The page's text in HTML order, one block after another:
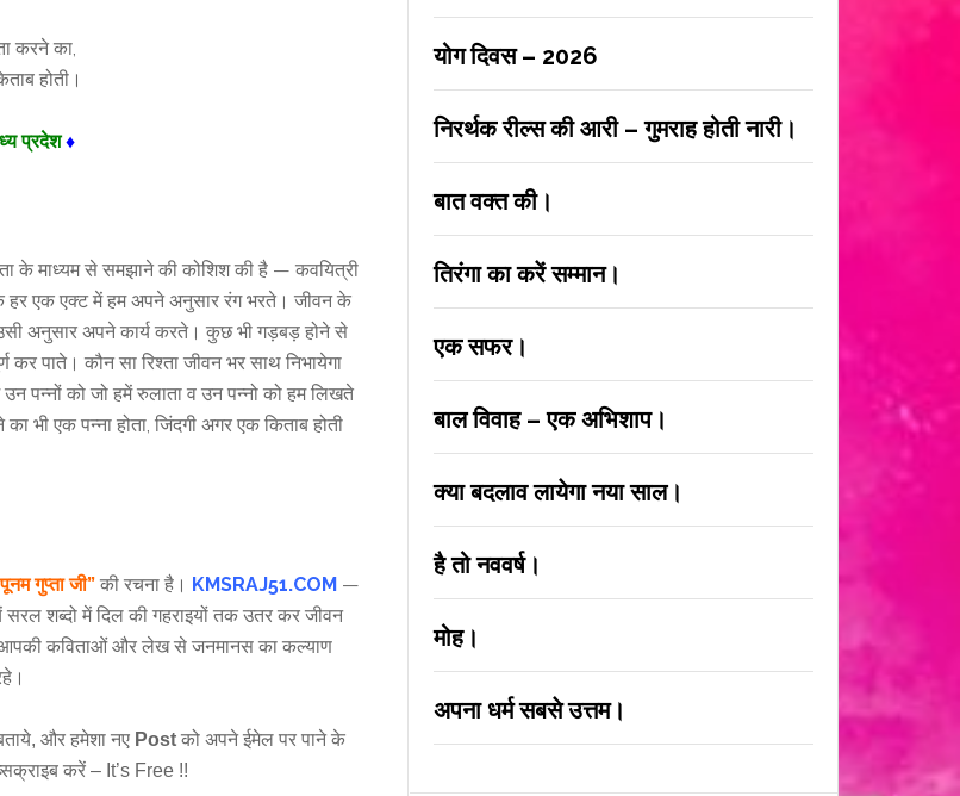
करने का,
होती।
प्रदेश ♦
के माध्यम से समझाने की कोशिश की है — कवयित्री
के हर एक एक्ट में हम अपने अनुसार रंग भरते। जीवन के
अनुसार अपने कार्य करते। कुछ भी गड़बड़ होने से
कर पाते। कौन सा रिश्ता जीवन भर साथ निभायेगा
पन्नों को जो हमें रुलाता व उन पन्नो को हम लिखते
भी एक पन्ना होता, जिंदगी अगर एक किताब होती
गुप्ता जी” की रचना है। KMSRAJ51.COM —
शब्दो में दिल की गहराइयों तक उतर कर जीवन
आपकी कविताओं और लेख से जनमानस का कल्याण
और हमेशा नए Post को अपने ईमेल पर पाने के
करें – It’s Free !!
योग दिवस – 2026
निरर्थक रील्स की आरी – गुमराह होती नारी।
बात वक्त की।
तिरंगा का करें सम्मान।
एक सफर।
बाल विवाह – एक अभिशाप।
क्या बदलाव लायेगा नया साल।
है तो नववर्ष।
मोह।
अपना धर्म सबसे उत्तम।